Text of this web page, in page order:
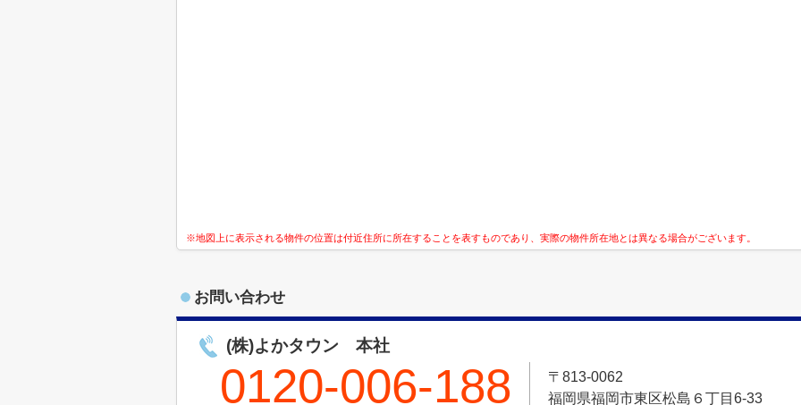
※地図上に表示される物件の位置は付近住所に所在することを表すものであり、実際の物件所在地とは異なる場合がございます。
お問い合わせ
(株)よかタウン 本社
0120-006-188
〒813-0062
福岡県福岡市東区松島６丁目6-33